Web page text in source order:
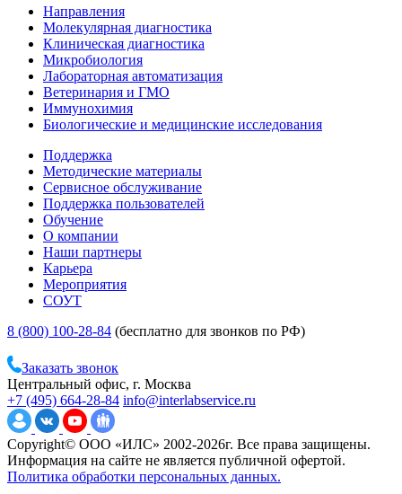
Направления
Молекулярная диагностика
Клиническая диагностика
Микробиология
Лабораторная автоматизация
Ветеринария и ГМО
Иммунохимия
Биологические и медицинские исследования
Поддержка
Методические материалы
Сервисное обслуживание
Поддержка пользователей
Обучение
О компании
Наши партнеры
Карьера
Мероприятия
СОУТ
8 (800) 100-28-84 (бесплатно для звонков по РФ)
Заказать звонок
Центральный офис, г. Москва
+7 (495) 664-28-84 info@interlabservice.ru
Copyright© ООО «ИЛС» 2002-2026г. Все права защищены.
Информация на сайте не является публичной офертой.
Политика обработки персональных данных.